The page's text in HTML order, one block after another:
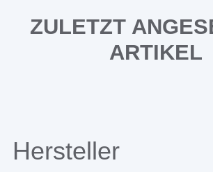
ZULETZT
ARTIKEL
Hersteller